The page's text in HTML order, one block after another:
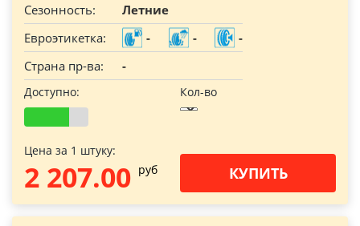
Сезонность:
Летние
Евроэтикетка:
- -
-
Страна пр-ва:
-
Доступно: Кол-во
Цена за 1 штуку:
2 207.00 pуб КУПИТЬ